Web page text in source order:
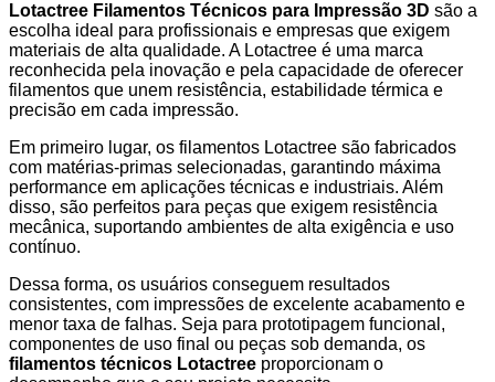
Lotactree Filamentos Técnicos para Impressão 3D são a
escolha ideal para profissionais e empresas que exigem
materiais de alta qualidade. A Lotactree é uma marca
reconhecida pela inovação e pela capacidade de oferecer
filamentos que unem resistência, estabilidade térmica e
precisão em cada impressão.
Em primeiro lugar, os filamentos Lotactree são fabricados
com matérias-primas selecionadas, garantindo máxima
performance em aplicações técnicas e industriais. Além
disso, são perfeitos para peças que exigem resistência
mecânica, suportando ambientes de alta exigência e uso
contínuo.
Dessa forma, os usuários conseguem resultados
consistentes, com impressões de excelente acabamento e
menor taxa de falhas. Seja para prototipagem funcional,
componentes de uso final ou peças sob demanda, os
filamentos técnicos Lotactree proporcionam o